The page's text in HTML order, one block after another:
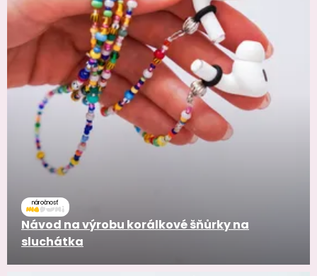
náročnosť
Návod na výrobu korálkové šňůrky na
sluchátka